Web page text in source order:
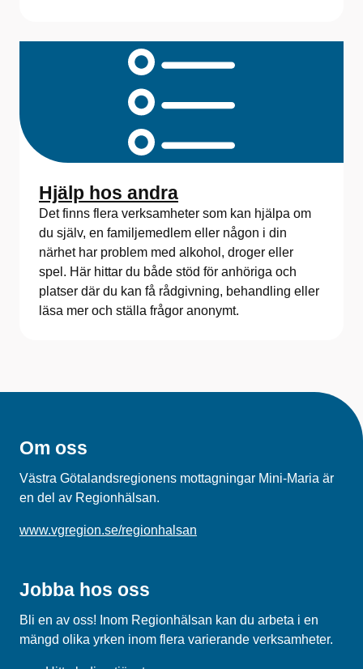
Hjälp hos andra
Det finns flera verksamheter som kan hjälpa om
du själv, en familjemedlem eller någon i din
närhet har problem med alkohol, droger eller
spel. Här hittar du både stöd för anhöriga och
platser där du kan få rådgivning, behandling eller
läsa mer och ställa frågor anonymt.
Om oss
Västra Götalandsregionens mottagningar Mini-Maria är
en del av Regionhälsan.
www.vgregion.se/regionhalsan
Jobba hos oss
Bli en av oss! Inom Regionhälsan kan du arbeta i en
mängd olika yrken inom flera varierande verksamheter.